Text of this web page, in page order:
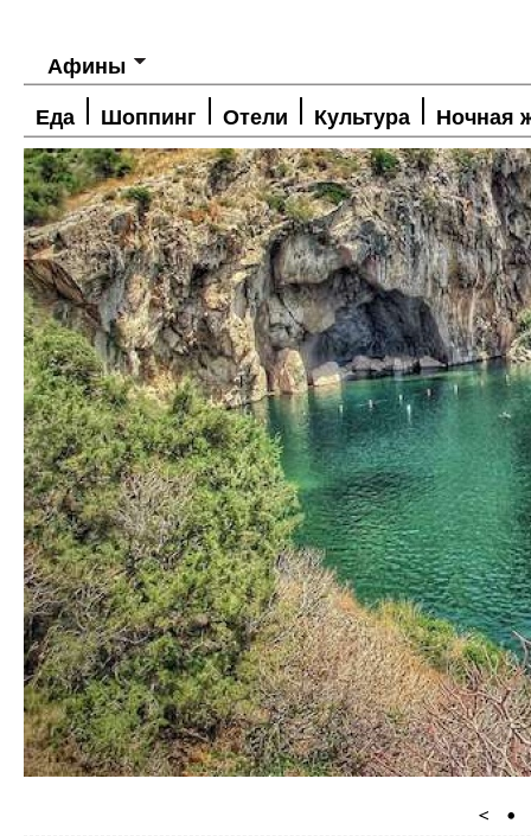
Афины
Еда Шоппинг Отели Культура Ночная